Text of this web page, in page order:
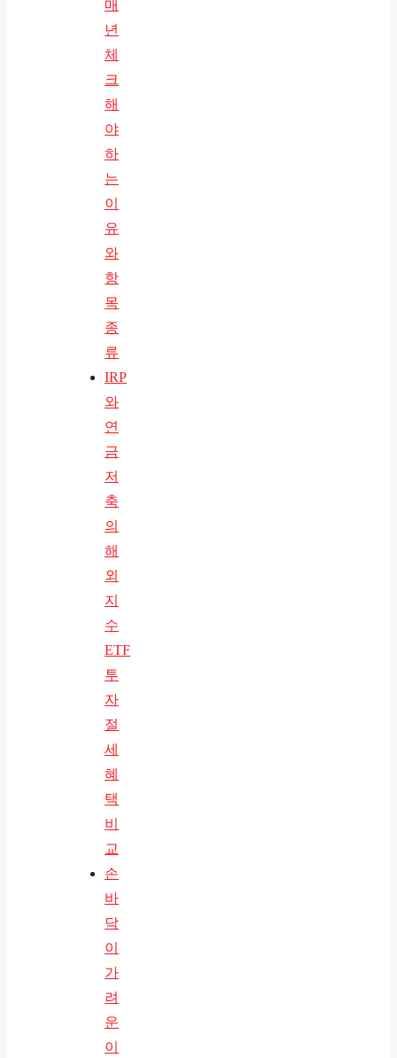
매
년
체
크
해
야
하
는
이
유
와
항
목
종
류
IRP
와
연
금
저
축
의
해
외
지
수
ETF
투
자
절
세
혜
택
비
교
손
바
닥
이
가
려
운
이